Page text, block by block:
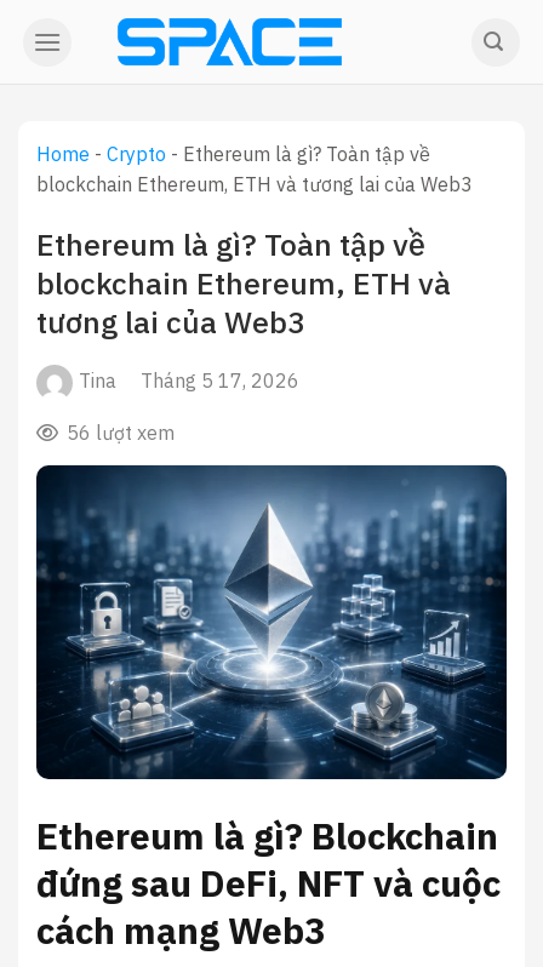
Home - Crypto - Ethereum là gì? Toàn tập về
blockchain Ethereum, ETH và tương lai của Web3
Ethereum là gì? Toàn tập về
blockchain Ethereum, ETH và
tương lai của Web3
Tina Tháng 5 17, 2026
56 lượt xem
Ethereum là gì? Blockchain
đứng sau DeFi, NFT và cuộc
cách mạng Web3